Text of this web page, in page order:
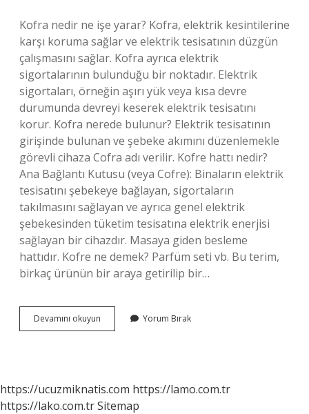
Kofra nedir ne işe yarar? Kofra, elektrik kesintilerine
karşı koruma sağlar ve elektrik tesisatının düzgün
çalışmasını sağlar. Kofra ayrıca elektrik
sigortalarının bulunduğu bir noktadır. Elektrik
sigortaları, örneğin aşırı yük veya kısa devre
durumunda devreyi keserek elektrik tesisatını
korur. Kofra nerede bulunur? Elektrik tesisatının
girişinde bulunan ve şebeke akımını düzenlemekle
görevli cihaza Cofra adı verilir. Kofre hattı nedir?
Ana Bağlantı Kutusu (veya Cofre): Binaların elektrik
tesisatını şebekeye bağlayan, sigortaların
takılmasını sağlayan ve ayrıca genel elektrik
şebekesinden tüketim tesisatına elektrik enerjisi
sağlayan bir cihazdır. Masaya giden besleme
hattıdır. Kofre ne demek? Parfüm seti vb. Bu terim,
birkaç ürünün bir araya getirilip bir…
Devamını okuyun
Kofra
Yorum Bırak
https://ucuzmiknatis.com https://lamo.com.tr
https://lako.com.trSitemap